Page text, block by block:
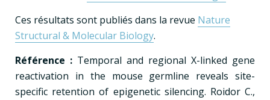
Ces résultats sont publiés dans la revue Nature
Structural & Molecular Biology.
Référence : Temporal and regional X-linked gene
reactivation in the mouse germline reveals site-
specific retention of epigenetic silencing. Roidor C.,